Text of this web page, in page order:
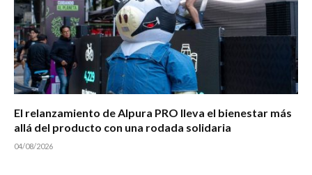
El relanzamiento de Alpura PRO lleva el bienestar más
allá del producto con una rodada solidaria
04/08/2026